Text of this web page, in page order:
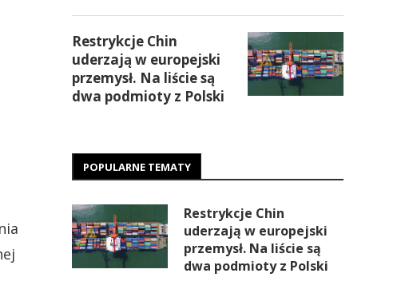
Restrykcje Chin
uderzają w europejski
przemysł. Na liście są
dwa podmioty z Polski
POPULARNE TEMATY
Restrykcje Chin
uderzają w europejski
przemysł. Na liście są
dwa podmioty z Polski